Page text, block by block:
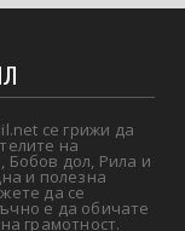
се грижи да
на
Бобов дол, Рила и
и полезна
да се
е да обичате
грамотност.